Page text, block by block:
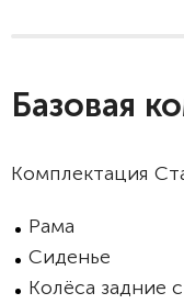
Базовая
Комплектация
Рама
Сиденье
Колёса задние